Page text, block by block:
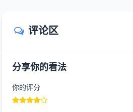
评论区
分享你的看法
你的评分